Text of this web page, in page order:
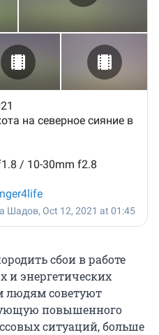
сбои в работе
и энергетических
людям советуют
повышенного
ситуаций, больше